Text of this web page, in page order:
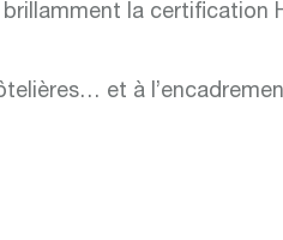
la certification
et à